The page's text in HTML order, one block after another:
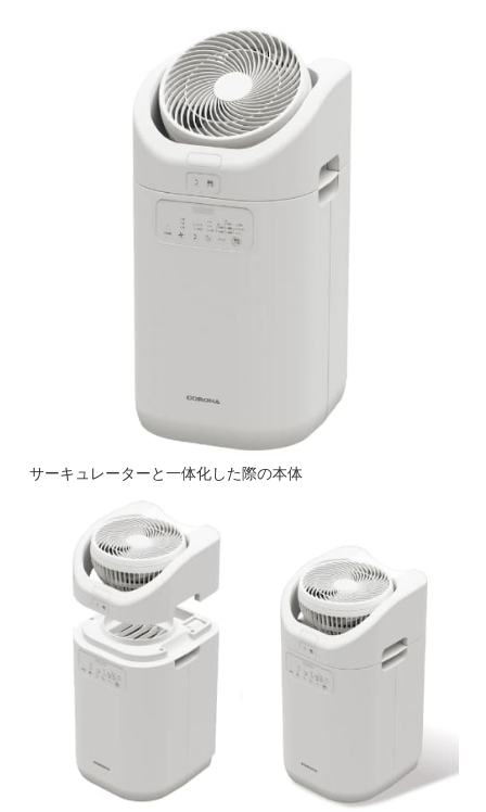
サーキュレーターと一体化した際の本体